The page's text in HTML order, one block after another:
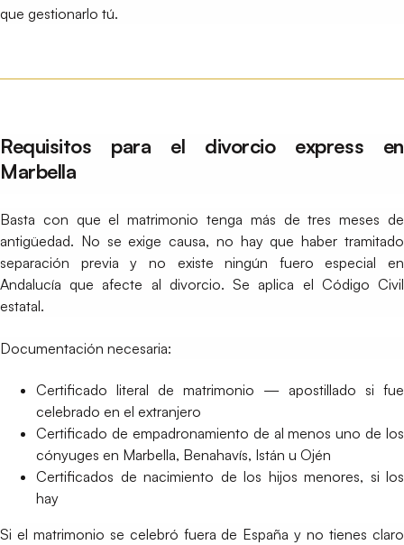
que gestionarlo tú.
Requisitos para el divorcio express en
Marbella
Basta con que el matrimonio tenga más de tres meses de
antigüedad. No se exige causa, no hay que haber tramitado
separación previa y no existe ningún fuero especial en
Andalucía que afecte al divorcio. Se aplica el Código Civil
estatal.
Documentación necesaria:
Certificado literal de matrimonio — apostillado si fue
celebrado en el extranjero
Certificado de empadronamiento de al menos uno de los
cónyuges en Marbella, Benahavís, Istán u Ojén
Certificados de nacimiento de los hijos menores, si los
hay
Si el matrimonio se celebró fuera de España y no tienes claro